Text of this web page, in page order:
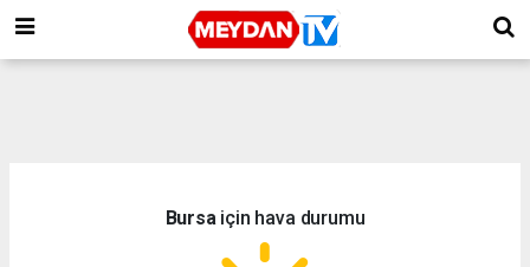
Bursa için hava durumu